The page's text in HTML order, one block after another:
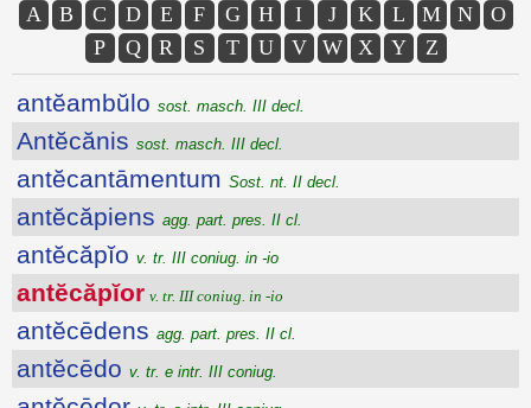
A B C D E F G H I J K L M N
O
P
Q R S T U V W X Y Z
antĕambŭlo sost. masch. III decl.
Antĕcănis sost. masch. III decl.
antĕcantāmentum Sost. nt. II decl.
antĕcăpiens agg. part. pres. II cl.
antĕcăpĭo v. tr. III coniug. in -io
antĕcăpĭor v. tr. III coniug. in -io
antĕcēdens agg. part. pres. II cl.
antĕcēdo v. tr. e intr. III coniug.